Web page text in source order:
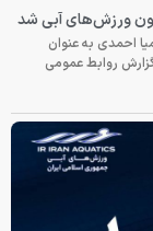
ورزش‌های آبی شد
احمدی به عنوان
روابط عمومی